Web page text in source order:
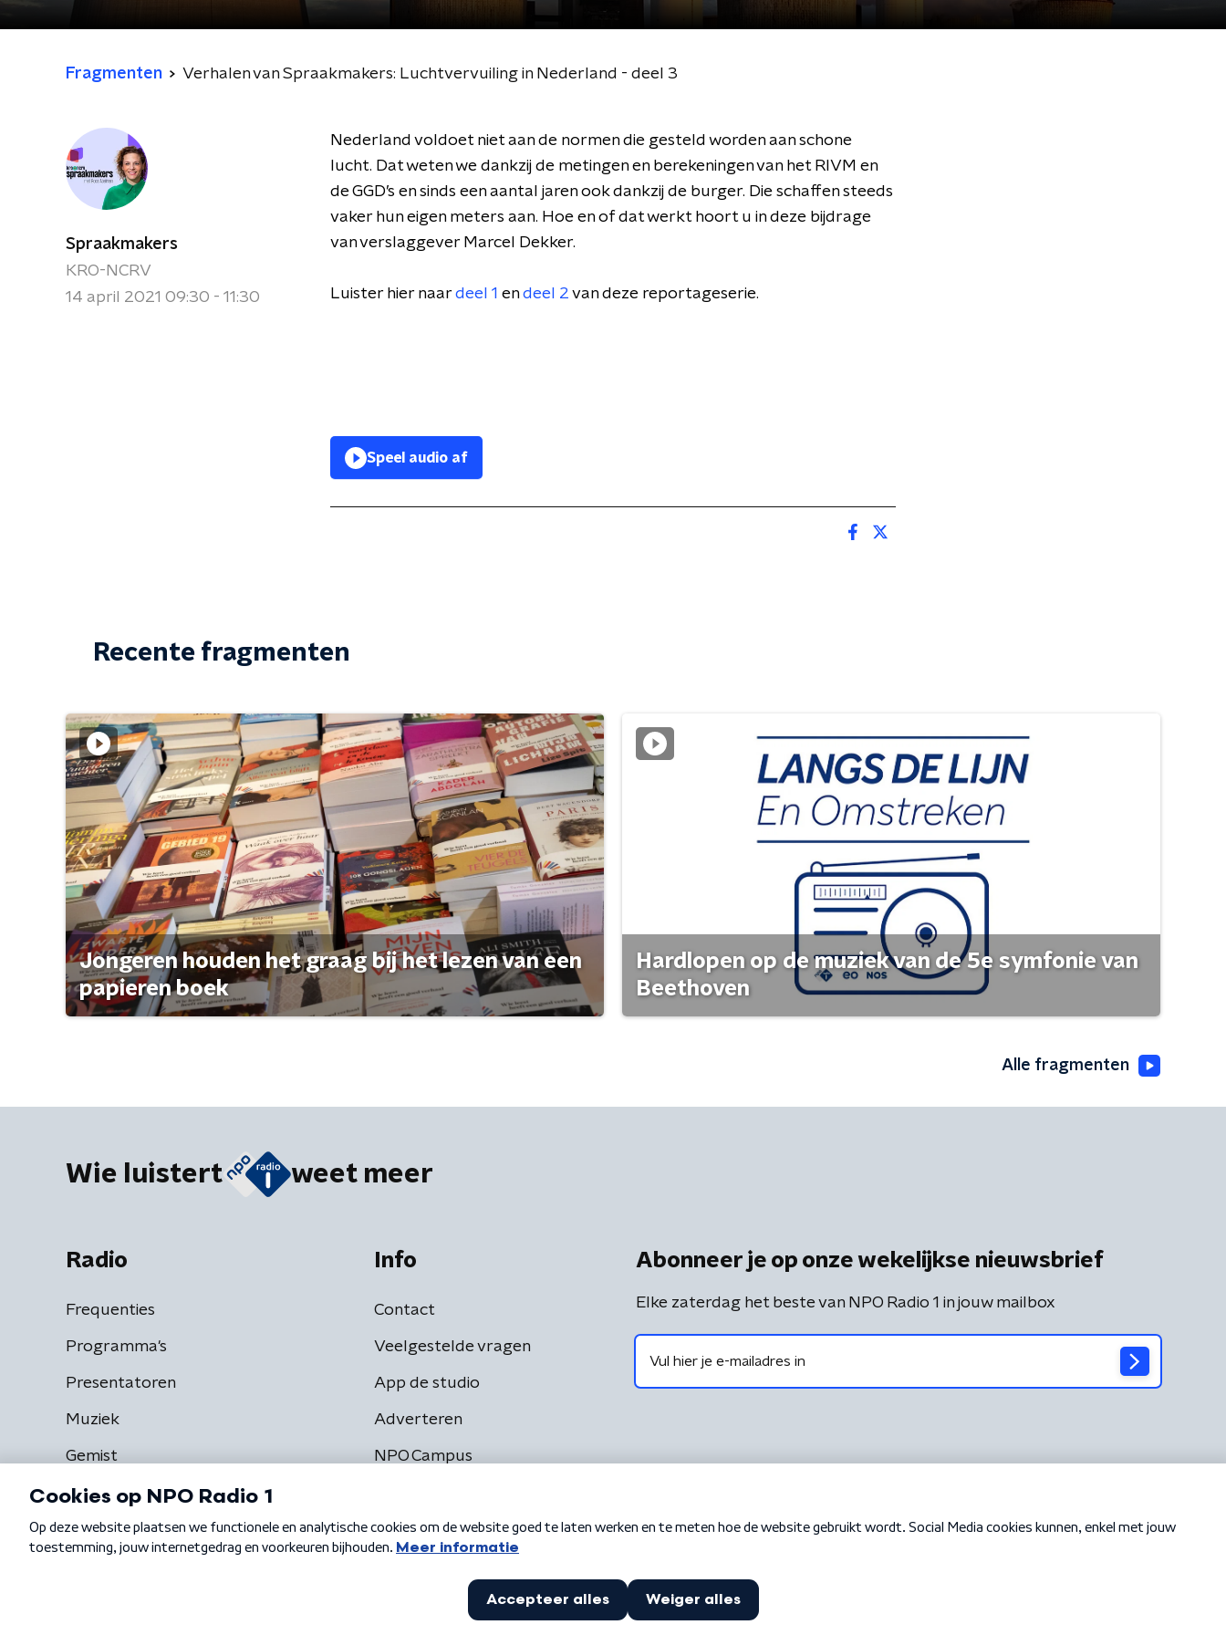
Fragmenten Verhalen van Spraakmakers: Luchtvervuiling in Nederland - deel 3
Spraakmakers
KRO-NCRV
14 april 2021 09:30 - 11:30
Nederland voldoet niet aan de normen die gesteld worden aan schone
lucht. Dat weten we dankzij de metingen en berekeningen van het RIVM en
de GGD’s en sinds een aantal jaren ook dankzij de burger. Die schaffen steeds
vaker hun eigen meters aan. Hoe en of dat werkt hoort u in deze bijdrage
van verslaggever Marcel Dekker.
Luister hier naardeel 1 endeel 2 van deze reportageserie.
Speel audio af
Recente fragmenten
Jongeren houden het graag bij het lezen van een
papieren boek
Hardlopen op de muziek van de 5e symfonie van
Beethoven
Alle fragmenten
Wie luistert weet meer
Radio
Frequenties
Programma's
Presentatoren
Muziek
Gemist
Info
Contact
Veelgestelde vragen
App de studio
Adverteren
NPO Campus
Abonneer je op onze wekelijkse nieuwsbrief
Elke zaterdag het beste van NPO Radio 1 in jouw mailbox
Algemene voorwaarden Privacybeleid